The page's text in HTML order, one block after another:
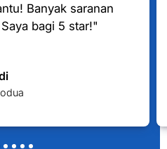
Banyak saranan
bagi 5 star!"